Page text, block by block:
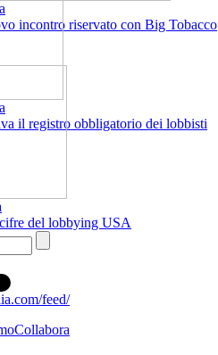
incontro riservato con Big Tobacco
il registro obbligatorio dei lobbisti
del lobbying USA
feed/
Collabora